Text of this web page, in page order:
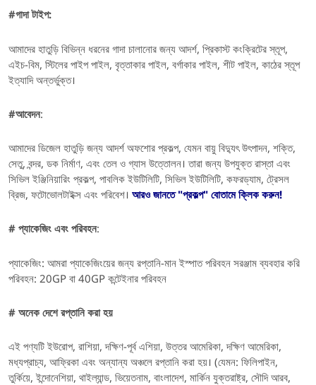
#গাদা টাইপ:
আমাদের হাতুড়ি বিভিন্ন ধরনের গাদা চালানোর জন্য আদর্শ, প্রিকাস্ট কংক্রিটের স্তূপ,
এইচ-বিম, স্টিলের পাইপ পাইল, বৃত্তাকার পাইল, বর্গাকার পাইল, শীট পাইল, কাঠের স্তূপ
ইত্যাদি অন্তর্ভুক্ত।
#আবেদন:
আমাদের ডিজেল হাতুড়ি জন্য আদর্শঅফশোর প্রকল্প, যেমন বায়ু বিদ্যুৎ উৎপাদন, শক্তি,
সেতু, বন্দর, ডক নির্মাণ, এবং তেল ও গ্যাস উত্তোলন।তারা জন্য উপযুক্তরাস্তা এবং
সিভিল ইঞ্জিনিয়ারিং প্রকল্প, পাবলিক ইউটিলিটি, সিভিল ইউটিলিটি, কফরড্যাম, ট্রেসল
ব্রিজ, ফটোভোলটাইক্স এবং পরিবেশ। আরও জানতে "প্রকল্প" বোতামে ক্লিক করুন!
# প্যাকেজিং এবং পরিবহন:
প্যাকেজিং: আমরা প্যাকেজিংয়ের জন্য রপ্তানি-মান ইস্পাত পরিবহন সরঞ্জাম ব্যবহার করি
পরিবহন: 20GP বা 40GP কন্টেইনার পরিবহন
# অনেক দেশে রপ্তানি করা হয়
এই পণ্যটি ইউরোপ, রাশিয়া, দক্ষিণ-পূর্ব এশিয়া, উত্তর আমেরিকা, দক্ষিণ আমেরিকা,
মধ্যপ্রাচ্য, আফ্রিকা এবং অন্যান্য অঞ্চলে রপ্তানি করা হয়। (যেমন: ফিলিপাইন,
তুর্কিয়ে, ইন্দোনেশিয়া, থাইল্যান্ড, ভিয়েতনাম, বাংলাদেশ, মার্কিন যুক্তরাষ্ট্র, সৌদি আরব,